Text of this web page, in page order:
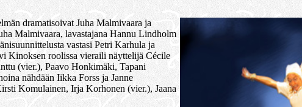
dramatisoivat Juha Malmivaara ja
Malmivaara, lavastajana Hannu Lindholm
vastasi Petri Karhula ja
Kinoksen roolissa vieraili näyttelijä Cécile
(vier.), Paavo Honkimäki, Tapani
nähdään Iikka Forss ja Janne
Komulainen, Irja Korhonen (vier.), Jaana